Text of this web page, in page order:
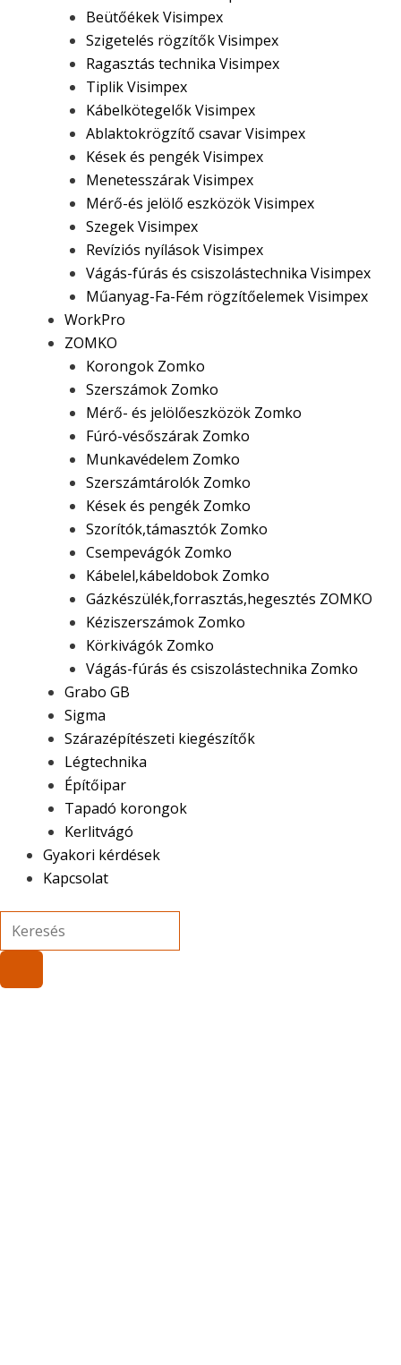
Beütőékek Visimpex
Szigetelés rögzítők Visimpex
Ragasztás technika Visimpex
Tiplik Visimpex
Kábelkötegelők Visimpex
Ablaktokrögzítő csavar Visimpex
Kések és pengék Visimpex
Menetesszárak Visimpex
Mérő-és jelölő eszközök Visimpex
Szegek Visimpex
Revíziós nyílások Visimpex
Vágás-fúrás és csiszolástechnika Visimpex
Műanyag-Fa-Fém rögzítőelemek Visimpex
WorkPro
ZOMKO
Korongok Zomko
Szerszámok Zomko
Mérő- és jelölőeszközök Zomko
Fúró-vésőszárak Zomko
Munkavédelem Zomko
Szerszámtárolók Zomko
Kések és pengék Zomko
Szorítók,támasztók Zomko
Csempevágók Zomko
Kábelel,kábeldobok Zomko
Gázkészülék,forrasztás,hegesztés ZOMKO
Kéziszerszámok Zomko
Körkivágók Zomko
Vágás-fúrás és csiszolástechnika Zomko
Grabo GB
Sigma
Szárazépítészeti kiegészítők
Légtechnika
Építőipar
Tapadó korongok
Kerlitvágó
Gyakori kérdések
Kapcsolat